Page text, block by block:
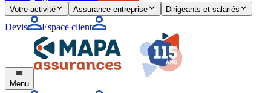
Votre activité Assurance entreprise Dirigeants et salariés
Devis Espace client
Menu